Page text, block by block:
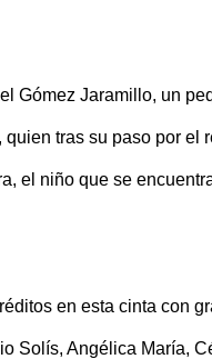
Gómez Jaramillo, un
tras su paso por el
el niño que se
en esta cinta con
Solís, Angélica María,